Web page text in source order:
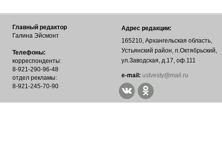
Главный редактор
Галина Эйсмонт
Телефоны:
корреспонденты:
8-921-290-96-48
отдел рекламы:
8-921-245-70-90
Адрес редакции:
165210, Архангельская область,
Устьянский район, п.Октябрьский,
ул.Заводская, д.17, оф.111
е-mail: ustvesty@mail.ru